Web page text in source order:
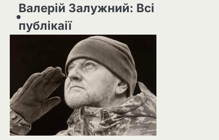
Валерій Залужний: Всі
публікаії